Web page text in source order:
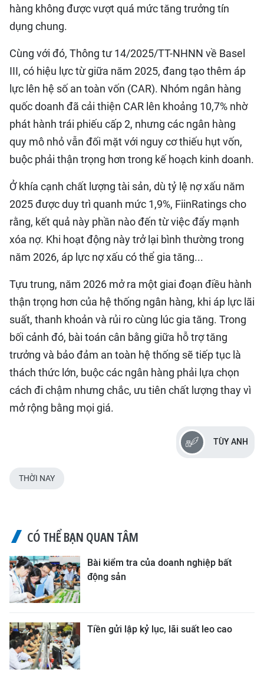
hàng không được vượt quá mức tăng trưởng tín
dụng chung.
Cùng với đó, Thông tư 14/2025/TT-NHNN về Basel
III, có hiệu lực từ giữa năm 2025, đang tạo thêm áp
lực lên hệ số an toàn vốn (CAR). Nhóm ngân hàng
quốc doanh đã cải thiện CAR lên khoảng 10,7% nhờ
phát hành trái phiếu cấp 2, nhưng các ngân hàng
quy mô nhỏ vẫn đối mặt với nguy cơ thiếu hụt vốn,
buộc phải thận trọng hơn trong kế hoạch kinh doanh.
Ở khía cạnh chất lượng tài sản, dù tỷ lệ nợ xấu năm
2025 được duy trì quanh mức 1,9%, FiinRatings cho
rằng, kết quả này phần nào đến từ việc đẩy mạnh
xóa nợ. Khi hoạt động này trở lại bình thường trong
năm 2026, áp lực nợ xấu có thể gia tăng...
Tựu trung, năm 2026 mở ra một giai đoạn điều hành
thận trọng hơn của hệ thống ngân hàng, khi áp lực lãi
suất, thanh khoản và rủi ro cùng lúc gia tăng. Trong
bối cảnh đó, bài toán cân bằng giữa hỗ trợ tăng
trưởng và bảo đảm an toàn hệ thống sẽ tiếp tục là
thách thức lớn, buộc các ngân hàng phải lựa chọn
cách đi chậm nhưng chắc, ưu tiên chất lượng thay vì
mở rộng bằng mọi giá.
TÙY ANH
THỜI NAY
CÓ THỂ BẠN QUAN TÂM
Bài kiểm tra của doanh nghiệp bất
động sản
Tiền gửi lập kỷ lục, lãi suất leo cao